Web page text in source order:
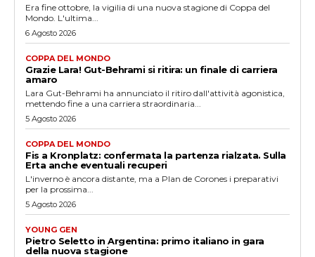
Era fine ottobre, la vigilia di una nuova stagione di Coppa del
Mondo. L'ultima...
6 Agosto 2026
COPPA DEL MONDO
Grazie Lara! Gut-Behrami si ritira: un finale di carriera
amaro
Lara Gut-Behrami ha annunciato il ritiro dall'attività agonistica,
mettendo fine a una carriera straordinaria...
5 Agosto 2026
COPPA DEL MONDO
Fis a Kronplatz: confermata la partenza rialzata. Sulla
Erta anche eventuali recuperi
L'inverno è ancora distante, ma a Plan de Corones i preparativi
per la prossima...
5 Agosto 2026
YOUNG GEN
Pietro Seletto in Argentina: primo italiano in gara
della nuova stagione